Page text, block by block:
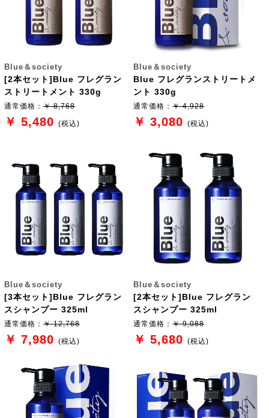
Blue＆society
[2本セット]Blue フレグラン
ストリートメント 330g
通常価格：￥ 8,768
￥ 5,480(税込)
Blue＆society
Blue フレグランストリートメ
ント 330g
通常価格：￥ 4,928
￥ 3,080(税込)
Blue＆society
[3本セット]Blue フレグラン
スシャンプー 325ml
通常価格：￥ 12,768
￥ 7,980(税込)
Blue＆society
[2本セット]Blue フレグラン
スシャンプー 325ml
通常価格：￥ 9,088
￥ 5,680(税込)